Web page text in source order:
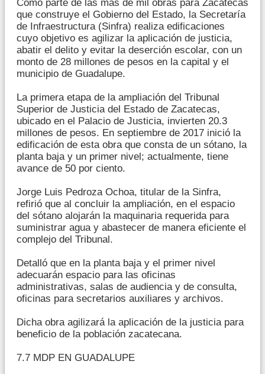
Como parte de las más de mil obras para Zacatecas
que construye el Gobierno del Estado, la Secretaría
de Infraestructura (Sinfra) realiza edificaciones
cuyo objetivo es agilizar la aplicación de justicia,
abatir el delito y evitar la deserción escolar, con un
monto de 28 millones de pesos en la capital y el
municipio de Guadalupe.
La primera etapa de la ampliación del Tribunal
Superior de Justicia del Estado de Zacatecas,
ubicado en el Palacio de Justicia, invierten 20.3
millones de pesos. En septiembre de 2017 inició la
edificación de esta obra que consta de un sótano, la
planta baja y un primer nivel; actualmente, tiene
avance de 50 por ciento.
Jorge Luis Pedroza Ochoa, titular de la Sinfra,
refirió que al concluir la ampliación, en el espacio
del sótano alojarán la maquinaria requerida para
suministrar agua y abastecer de manera eficiente el
complejo del Tribunal.
Detalló que en la planta baja y el primer nivel
adecuarán espacio para las oficinas
administrativas, salas de audiencia y de consulta,
oficinas para secretarios auxiliares y archivos.
Dicha obra agilizará la aplicación de la justicia para
beneficio de la población zacatecana.
7.7 MDP EN GUADALUPE